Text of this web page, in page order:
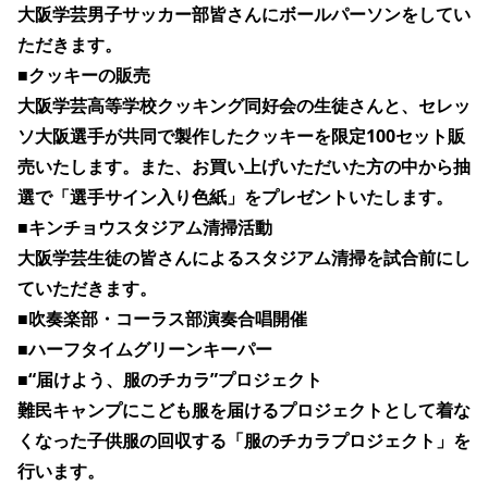
大阪学芸男子サッカー部皆さんにボールパーソンをしてい
ただきます。
■クッキーの販売
大阪学芸高等学校クッキング同好会の生徒さんと、セレッ
ソ大阪選手が共同で製作したクッキーを限定100セット販
売いたします。また、お買い上げいただいた方の中から抽
選で「選手サイン入り色紙」をプレゼントいたします。
■キンチョウスタジアム清掃活動
大阪学芸生徒の皆さんによるスタジアム清掃を試合前にし
ていただきます。
■吹奏楽部・コーラス部演奏合唱開催
■ハーフタイムグリーンキーパー
■“届けよう、服のチカラ”プロジェクト
難民キャンプにこども服を届けるプロジェクトとして着な
くなった子供服の回収する「服のチカラプロジェクト」を
行います。